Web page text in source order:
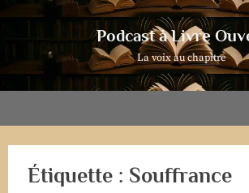
Podcast à Livre
La voix au chapitre
Étiquette : Souffrance